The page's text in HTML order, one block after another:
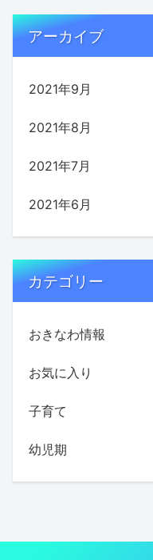
アーカイブ
2021年9月
2021年8月
2021年7月
2021年6月
カテゴリー
おきなわ情報
お気に入り
子育て
幼児期